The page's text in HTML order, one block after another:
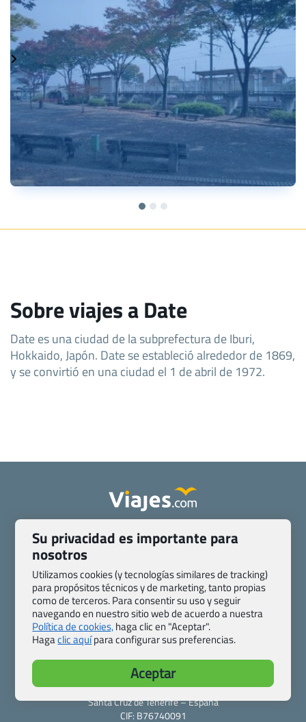
Sobre viajes a Date
Date es una ciudad de la subprefectura de Iburi,
Hokkaido, Japón. Date se estableció alrededor de 1869,
y se convirtió en una ciudad el 1 de abril de 1972.
Quienes somos
Contacto
Pasaporte, Visado, Salud y otras disposiciones específicas
Preguntas frecuentes
Condiciones generales
Política de privacidad y cookies
Transparencia
Todas las páginas – sitemap
Viajes.com
Last Minute Express S.L.U.
c/ Drago, CC HLS, Local 13
38660 Miraverde – Adeje
Santa Cruz de Tenerife – España
CIF: B76740091
Su privacidad es importante para
nosotros
Utilizamos cookies (y tecnologías similares de tracking)
para propósitos técnicos y de marketing, tanto propias
como de terceros. Para consentir su uso y seguir
navegando en nuestro sitio web de acuerdo a nuestra
Política de cookies,haga clic en "Aceptar".
Hagaclic aquípara configurar sus preferencias.
Aceptar